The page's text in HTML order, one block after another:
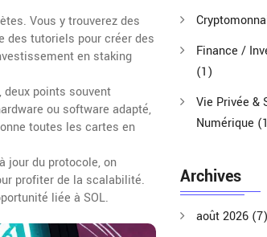
Vous y trouverez des
des tutoriels pour créer des
en staking
points souvent
ou software adapté,
toutes les cartes en
jour du protocole, on
profiter de la scalabilité.
liée à SOL.
Finance /
(1)
Vie Privée &
Numérique
Archives
août 2026 (7)